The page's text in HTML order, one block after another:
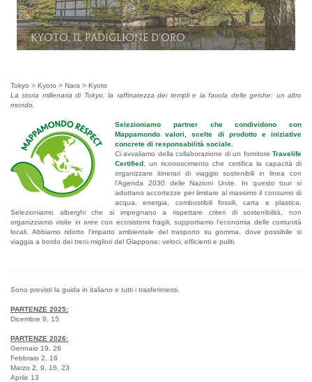
Kyoto, il Padiglione d'Oro
Tokyo > Kyoto > Nara > Kyoto
La storia millenaria di Tokyo, la raffinatezza dei templi e la favola delle geishe: un altro
mondo.
Selezioniamo partner che condividono con
Mappamondo valori, scelte di prodotto e iniziative
concrete di responsabilità sociale.
Ci avvaliamo della collaborazione di un fornitore Travelife
Certified , un riconoscimento che certifica la capacità di
organizzare itinerari di viaggio sostenibili in linea con
l'Agenda 2030 delle Nazioni Unite. In questo tour si
adottano accortezze per limitare al massimo il consumo di
acqua, energia, combustibili fossili, carta e plastica.
Selezioniamo alberghi che si impegnano a rispettare criteri di sostenibilità, non
organizziamo visite in aree con ecosistemi fragili, supportiamo l'economia delle comunità
locali. Abbiamo ridotto l'impatto ambientale del trasporto su gomma, dove possibile si
viaggia a bordo dei treni migliori del Giappone: veloci, efficienti e puliti.
Sono previsti la guida in italiano e tutti i trasferimenti.
PARTENZE 2025:
Dicembre 8, 15
PARTENZE 2026:
Gennaio 19, 26
Febbraio 2, 16
Marzo 2, 9, 16, 23
Aprile 13